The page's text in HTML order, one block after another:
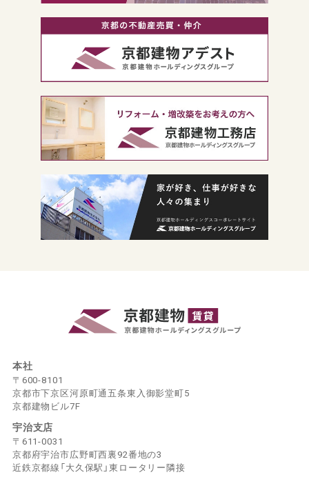
本社
〒600-8101
京都市下京区河原町通五条東入御影堂町5
京都建物ビル7F
宇治支店
〒611-0031
京都府宇治市広野町西裏92番地の3
近鉄京都線「大久保駅」東ロータリー隣接